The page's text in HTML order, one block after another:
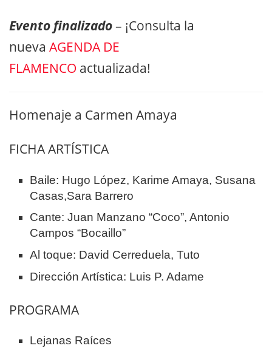
Evento finalizado– ¡Consulta la
nueva AGENDA DE
FLAMENCO actualizada!
Homenaje a Carmen Amaya
FICHA ARTÍSTICA
Baile: Hugo López, Karime Amaya, Susana
Casas,Sara Barrero
Cante: Juan Manzano “Coco”, Antonio
Campos “Bocaillo”
Al toque: David Cerreduela, Tuto
Dirección Artística: Luis P. Adame
PROGRAMA
Lejanas Raíces